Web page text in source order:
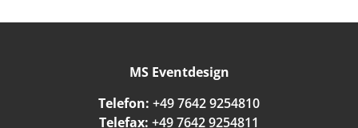
MS Eventdesign
Telefon: +49 7642 9254810
Telefax: +49 7642 9254811